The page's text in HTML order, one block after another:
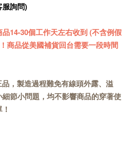
詢問)
14-30個工作天左右收到 (不含例假
商品從美國補貨回台需要一段時間
，製造過程難免有線頭外露、溢
節小問題，均不影響商品的穿著使